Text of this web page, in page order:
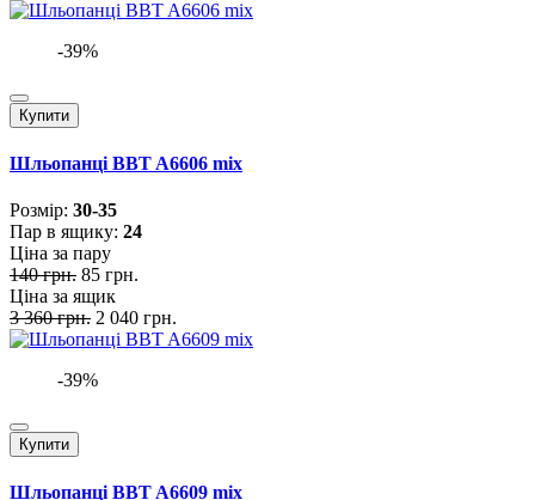
-39%
Купити
Шльопанці BBT A6606 mix
Розмiр: 30-35
Пар в ящику: 24
Ціна за пару
140 грн. 85 грн.
Ціна за ящик
3 360 грн. 2 040 грн.
-39%
Купити
Шльопанці BBT A6609 mix